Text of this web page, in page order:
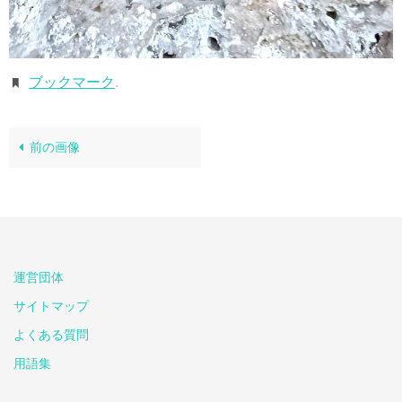
ブックマーク .
前の画像
運営団体
サイトマップ
よくある質問
用語集